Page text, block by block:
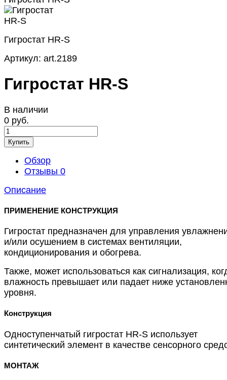
Гигростат HR-S
Артикул: art.2189
Гигростат HR-S
В наличии
0 руб.
Купить
Обзор
Отзывы 0
Описание
ПРИМЕНЕНИЕ КОНСТРУКЦИЯ
Гигростат предназначен для управления
и/или осушением в системах вентиляции,
кондиционирования и обогрева.
Также, может использоваться как сигнализация,
влажность превышает или падает ниже
уровня.
Конструкция
Одноступенчатый гигростат HR-S использует
синтетический элемент в качестве сенсорного
МОНТАЖ